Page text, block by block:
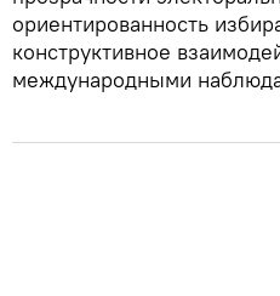
ориентированность
конструктивное
международными